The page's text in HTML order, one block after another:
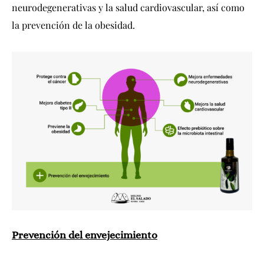
neurodegenerativas y la salud cardiovascular, así como
la prevención de la obesidad.
Prevención del envejecimiento